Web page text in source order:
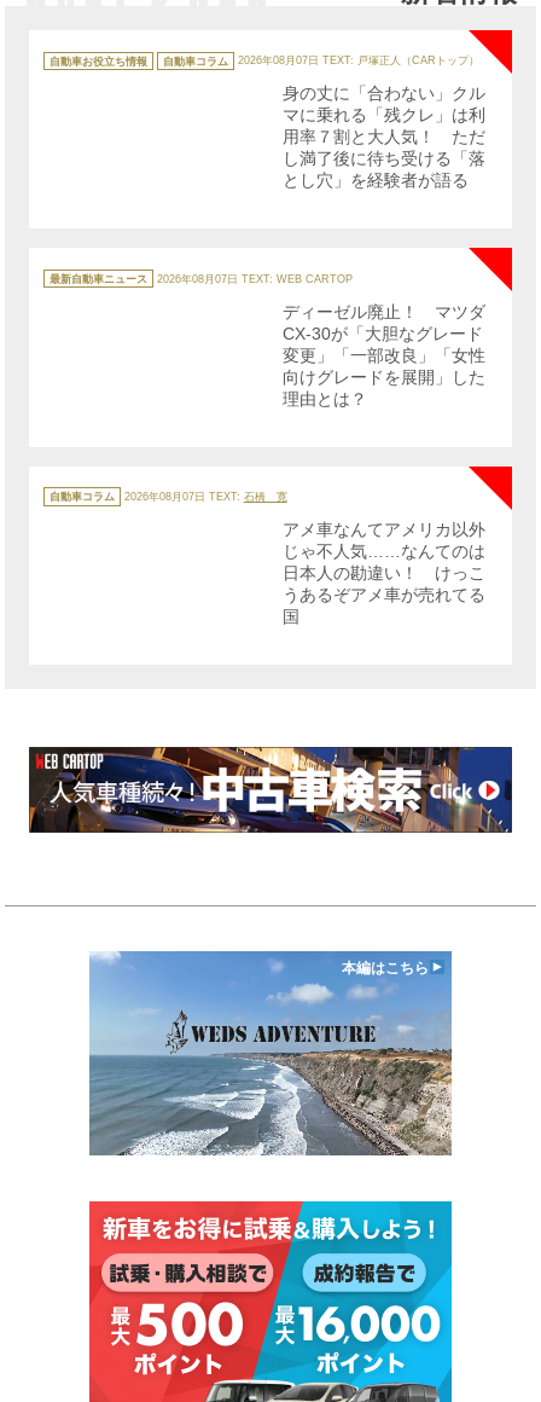
テ
ゴ
自動車お役立ち情報 自動車コラム 2026年08月07日 TEXT: 戸塚正人（CARトップ）
NEW
身の丈に「合わない」クル
マに乗れる「残クレ」は利
用率７割と大人気！ ただ
し満了後に待ち受ける「落
とし穴」を経験者が語る
テ
ゴ
最新自動車ニュース 2026年08月07日 TEXT: WEB CARTOP
ディーゼル廃止！ マツダ
CX-30が「大胆なグレード
変更」「一部改良」「女性
向けグレードを展開」した
理由とは？
テ
ゴ
自動車コラム 2026年08月07日 TEXT: 石橋 寛
アメ車なんてアメリカ以外
じゃ不人気……なんてのは
日本人の勘違い！ けっこ
うあるぞアメ車が売れてる
国
本編はこちら